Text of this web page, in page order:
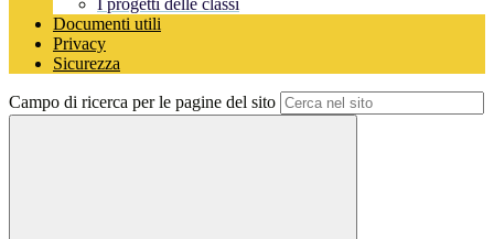
I progetti delle classi
Documenti utili
Privacy
Sicurezza
Campo di ricerca per le pagine del sito